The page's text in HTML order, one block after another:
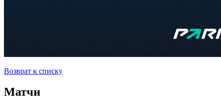
Возврат к списку
Матчи